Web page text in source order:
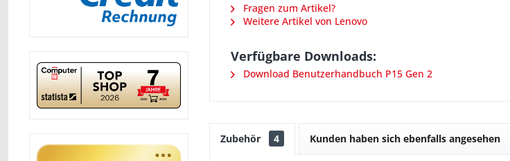
Fragen zum Artikel?
Weitere Artikel von Lenovo
Verfügbare Downloads:
Download Benutzerhandbuch P15 Gen 2
Zubehör 4 Kunden haben sich ebenfalls angesehen